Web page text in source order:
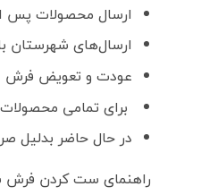
ارسال محصولات پس
ارسال‌های شهرستان با باربری
عودت و تعویض فرش
برای تمامی
در حال حاضر بدلیل
راهنمای ست کردن فرش